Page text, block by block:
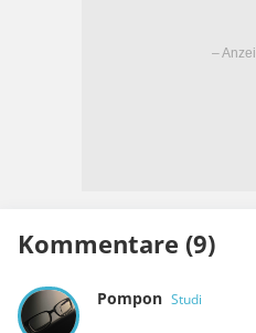
Kommentare (9)
Pompon Studi